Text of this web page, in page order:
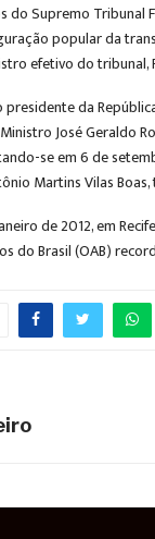
Supremo Tribunal
popular da
efetivo do tribunal,
da
José Geraldo
se em 6 de
Martins Vilas
de 2012, em
do Brasil (OAB)